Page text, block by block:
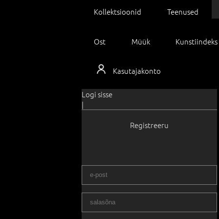
Kollektsioonid Teenused
Ost Müük Kunstiindeks
Kasutajakonto
Logi sisse
|
Registreeru